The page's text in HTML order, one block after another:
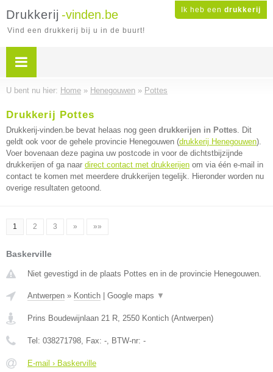
Ik heb een drukkerij
Drukkerij -vinden.be
Vind een drukkerij bij u in de buurt!
U bent nu hier: Home » Henegouwen » Pottes
Drukkerij Pottes
Drukkerij-vinden.be bevat helaas nog geen drukkerijen in Pottes. Dit
geldt ook voor de gehele provincie Henegouwen (drukkerij Henegouwen).
Voer bovenaan deze pagina uw postcode in voor de dichtstbijzijnde
drukkerijen of ga naar direct contact met drukkerijen om via één e-mail in
contact te komen met meerdere drukkerijen tegelijk. Hieronder worden nu
overige resultaten getoond.
1 2 3 » »»
Baskerville
Niet gevestigd in de plaats Pottes en in de provincie Henegouwen.
Antwerpen » Kontich Google maps ▼
Prins Boudewijnlaan 21 R, 2550 Kontich (Antwerpen)
Tel: 038271798, Fax: -, BTW-nr: -
E-mail › Baskerville